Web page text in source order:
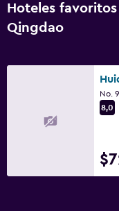
Hoteles
Qingdao
8,0